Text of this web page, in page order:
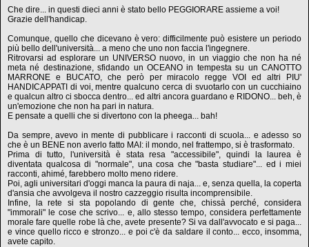
Che dire... in questi dieci anni è stato bello PEGGIORARE assieme a voi!
Grazie dell'handicap.
Comunque, quello che dicevano è vero: difficilmente può esistere un periodo
più bello dell'università... a meno che uno non faccia l'ingegnere.
Ritrovarsi ad esplorare un UNIVERSO nuovo, in un viaggio che non ha né
meta né destinazione, sfidando un OCEANO in tempesta su un CANOTTO
MARRONE e BUCATO, che però per miracolo regge VOI ed altri PIU'
HANDICAPPATI di voi, mentre qualcuno cerca di svuotarlo con un cucchiaino
e qualcun altro ci sbocca dentro... ed altri ancora guardano e RIDONO... beh, è
un'emozione che non ha pari in natura.
E pensate a quelli che si divertono con la pheega... bah!
Da sempre, avevo in mente di pubblicare i racconti di scuola... e adesso so
che è un BENE non averlo fatto MAI: il mondo, nel frattempo, si è trasformato.
Prima di tutto, l'università è stata resa "accessibile", quindi la laurea è
diventata qualcosa di "normale", una cosa che "basta studiare"... ed i miei
racconti, ahimé, farebbero molto meno ridere.
Poi, agli universitari d'oggi manca la paura di naja... e, senza quella, la coperta
d'ansia che avvolgeva il nostro cazzeggio risulta incomprensibile.
Infine, la rete si sta popolando di gente che, chissà perché, considera
"immorali" le cose che scrivo... e, allo stesso tempo, considera perfettamente
morale fare quelle robe là che, avete presente? Si va dall'avvocato e si paga...
e vince quello ricco e stronzo... e poi c'è da saldare il conto... ecco, insomma,
avete capito.